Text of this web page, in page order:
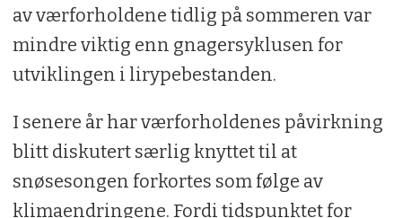
av værforholdene tidlig på sommeren var
mindre viktig enn gnagersyklusen for
utviklingen i lirypebestanden.
I senere år har værforholdenes påvirkning
blitt diskutert særlig knyttet til at
snøsesongen forkortes som følge av
klimaendringene. Fordi tidspunktet for